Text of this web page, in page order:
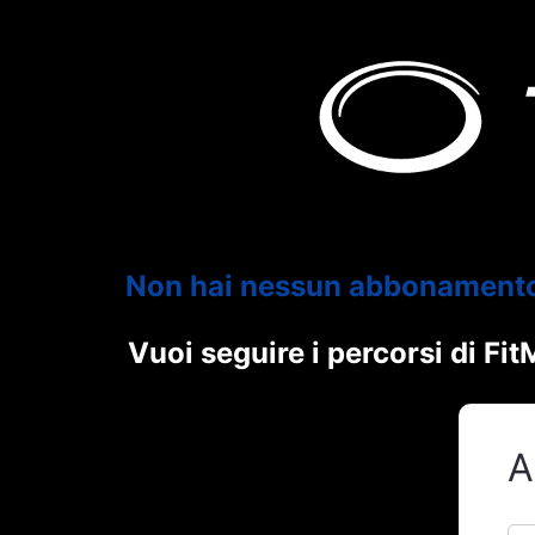
Non hai nessun
Vuoi seguire i percorsi di